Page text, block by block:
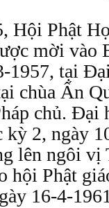
Hội Phật
mời vào
1957, tại
chùa Ấn
chủ. Đại
kỳ 2, ngày
lên ngôi
hội Phật
16-4-